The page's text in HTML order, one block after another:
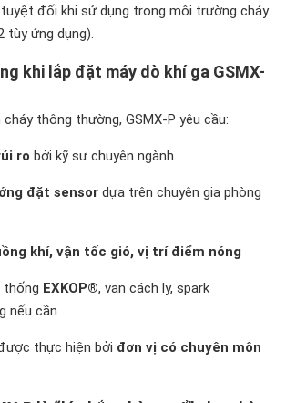
đối khi sử dụng trong môi trường cháy
tùy ứng dụng).
khi lắp đặt máy dò khí ga GSMX-
thông thường, GSMX-P yêu cầu:
ro bởi kỹ sư chuyên ngành
đặt sensor dựa trên chuyên gia phòng
khí, vận tốc gió, vị trí điểm nóng
thống EXKOP®, van cách ly, spark
nếu cần
thực hiện bởi đơn vị có chuyên môn